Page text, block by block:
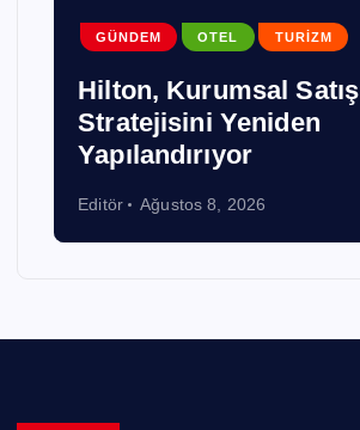
GÜNDEM OTEL TURIZM
Hilton, Kurumsal Satış
Stratejisini Yeniden
Yapılandırıyor
Editör Ağustos 8, 2026